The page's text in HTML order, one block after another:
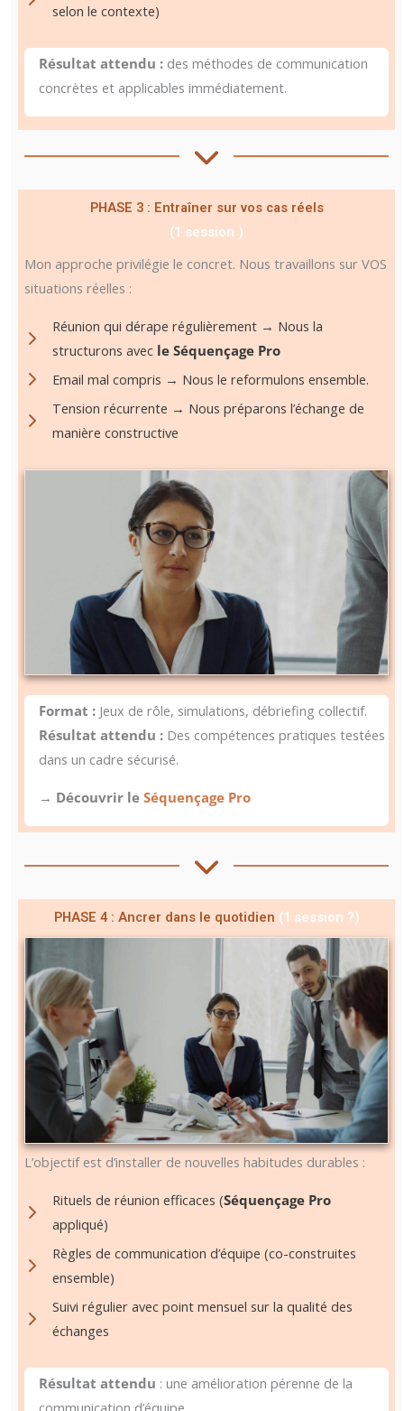
selon le contexte)
Résultat attendu :des méthodes de communication
concrètes et applicables immédiatement.
PHASE 3 : Entraîner sur vos cas réels
(1 session )
Mon approche privilégie le concret. Nous travaillons sur VOS
situations réelles :
Réunion qui dérape régulièrement → Nous la
structurons avec le Séquençage Pro
Email mal compris → Nous le reformulons ensemble.
Tension récurrente → Nous préparons l’échange de
manière constructive
Format :Jeux de rôle, simulations, débriefing collectif.
Résultat attendu :Des compétences pratiques testées
dans un cadre sécurisé.
→ Découvrir le Séquençage Pro
PHASE 4 : Ancrer dans le quotidien (1 session ?)
L’objectif est d’installer de nouvelles habitudes durables :
Rituels de réunion efficaces (Séquençage Pro
appliqué)
Règles de communication d’équipe (co-construites
ensemble)
Suivi régulier avec point mensuel sur la qualité des
échanges
Résultat attendu : une amélioration pérenne de la
communication d’équipe.